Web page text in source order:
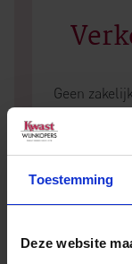
Toestemming
Deze website
Geen